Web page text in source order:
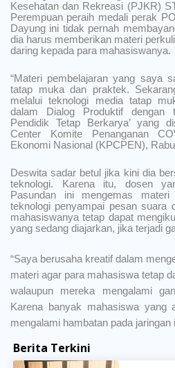
Kesehatan dan Rekreasi (PJKR)
Perempuan peraih medali perak
Dayung ini tidak pernah
dia harus memberikan materi
daring kepada para mahasiswanya.
“Materi pembelajaran yang saya
tatap muka dan praktek.
melalui teknologi media tatap
dalam Dialog Produktif dengan
Pendidik Tetap Berkarya’ yang
Center Komite Penanganan
Ekonomi Nasional (KPCPEN),
Deswita sadar betul jika kini dia
teknologi. Karena itu, dosen
Pasundan ini mengemas materi
teknologi penyampai pesan suara
mahasiswanya tetap dapat
yang sedang diajarkan, jika terjadi
“Saya berusaha kreatif dalam
materi agar para mahasiswa tetap
walaupun mereka mengalami
Karena banyak mahasiswa yang
mengalami hambatan pada jaringan
Berita Terkini